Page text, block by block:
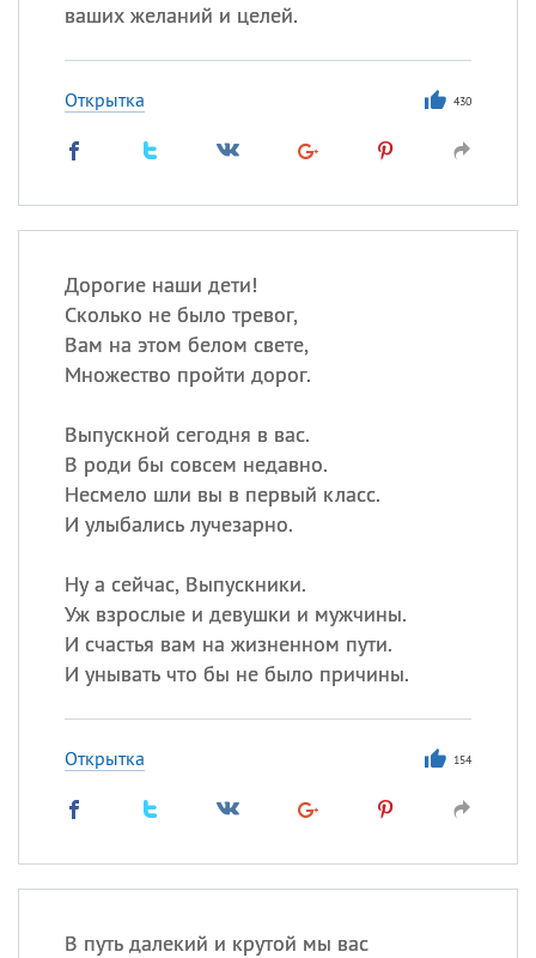
ваших желаний и целей.
Открытка 430
Дорогие наши дети!
Сколько не было тревог,
Вам на этом белом свете,
Множество пройти дорог.
Выпускной сегодня в вас.
В роди бы совсем недавно.
Несмело шли вы в первый класс.
И улыбались лучезарно.
Ну а сейчас, Выпускники.
Уж взрослые и девушки и мужчины.
И счастья вам на жизненном пути.
И унывать что бы не было причины.
Открытка 154
В путь далекий и крутой мы вас